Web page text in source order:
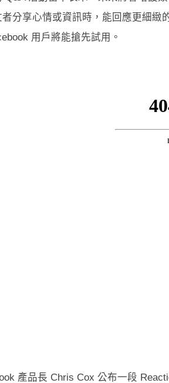
者分享心情或資訊時，能回應更細緻
用戶將能搶先試用。
產品長 Chris Cox 公布一段